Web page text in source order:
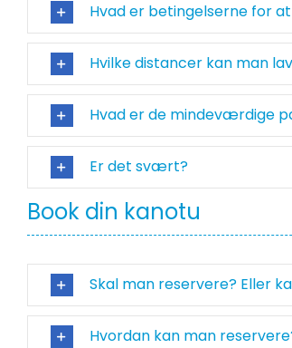
Hvad er betingelserne for
Hvilke distancer kan man
Hvad er de mindeværdige
Er det svært?
Book din kanotu
Skal man reservere? Eller
Hvordan kan man